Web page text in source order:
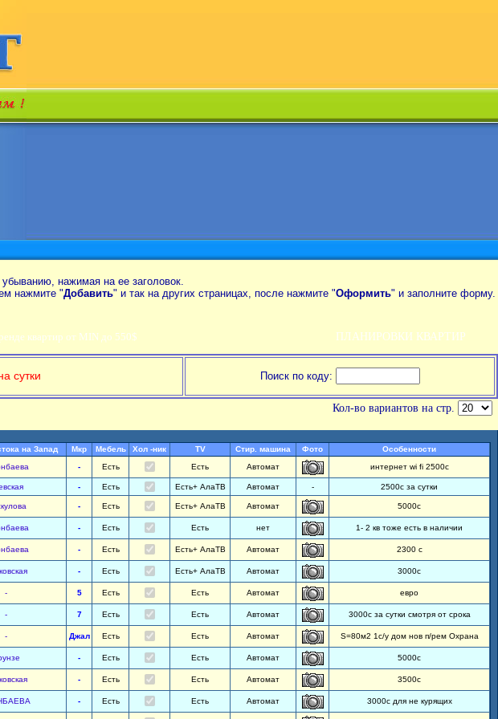
нажимая на ее заголовок.
нажмите "Добавить" и так на других страницах, после нажмите "Оформить" и заполните форму.
квартир от MIN до 550$ ПЛАНИРОВКИ КВАРТИР
сутки Поиск по коду:
Кол-во вариантов на стр.
на Запад Мкр Мебель Хол -ник TV Стир. машина Фото
Особенности
- Есть Есть Автомат интернет wi fi 2500с
- Есть Есть+ АлаТВ Автомат - 2500с за сутки
- Есть Есть+ АлаТВ Автомат 5000с
- Есть Есть нет 1- 2 кв тоже есть в наличии
- Есть Есть+ АлаТВ Автомат 2300 с
- Есть Есть+ АлаТВ Автомат 3000с
- 5 Есть Есть Автомат евро
- 7 Есть Есть Автомат 3000с за сутки смотря от срока
- Джал Есть Есть Автомат S=80м2 1с/у дом нов п/рем Охрана
- Есть Есть Автомат 5000с
- Есть Есть Автомат 3500с
- Есть Есть Автомат 3000с для не курящих